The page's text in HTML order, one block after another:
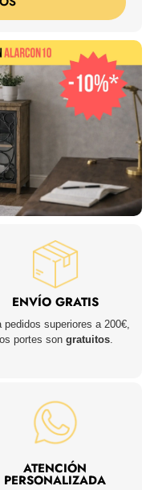
ENVÍO GRATIS
pedidos superiores a 200€,
los portes songratuitos.
ATENCIÓN
PERSONALIZADA